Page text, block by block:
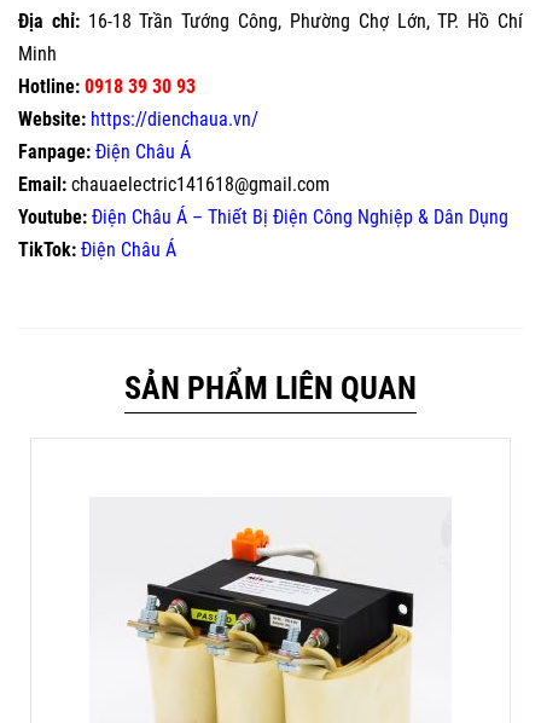
Địa chỉ:16-18 Trần Tướng Công, Phường Chợ Lớn, TP. Hồ Chí
Minh
Hotline: 0918 39 30 93
Website: https://dienchaua.vn/
Fanpage: Điện Châu Á
Email: chauaelectric141618@gmail.com
Youtube: Điện Châu Á – Thiết Bị Điện Công Nghiệp & Dân Dụng
TikTok: Điện Châu Á
SẢN PHẨM LIÊN QUAN